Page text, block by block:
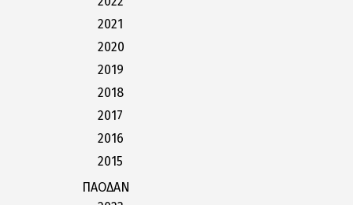
2021
2020
2019
2018
2017
2016
2015
ΠΑΟΔΑΝ